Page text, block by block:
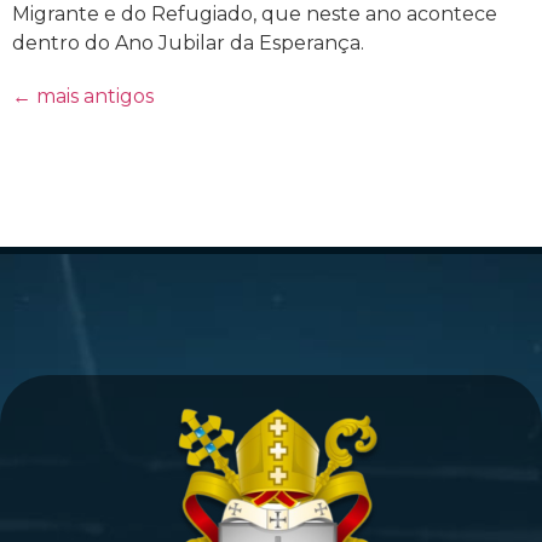
Migrante e do Refugiado, que neste ano acontece
dentro do Ano Jubilar da Esperança.
← mais antigos